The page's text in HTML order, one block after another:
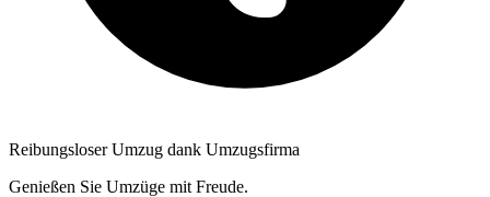
Reibungsloser Umzug dank Umzugsfirma
Genießen Sie Umzüge mit Freude.